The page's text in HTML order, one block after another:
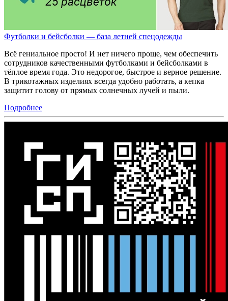
Футболки и бейсболки — база летней спецодежды
Всё гениальное просто! И нет ничего проще, чем обеспечить
сотрудников качественными футболками и бейсболками в
тёплое время года. Это недорогое, быстрое и верное решение.
В трикотажных изделиях всегда удобно работать, а кепка
защитит голову от прямых солнечных лучей и пыли.
Подробнее